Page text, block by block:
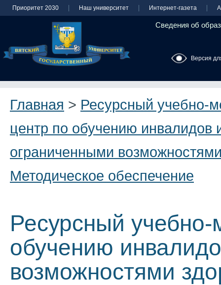
Приоритет 2030 Наш университет Интернет-газета
Сведения об
Версия
Главная > Ресурсный учебно-
центр по обучению инвалидов
ограниченными
Методическое обеспечение
Ресурсный учебно-
обучению
возможностями